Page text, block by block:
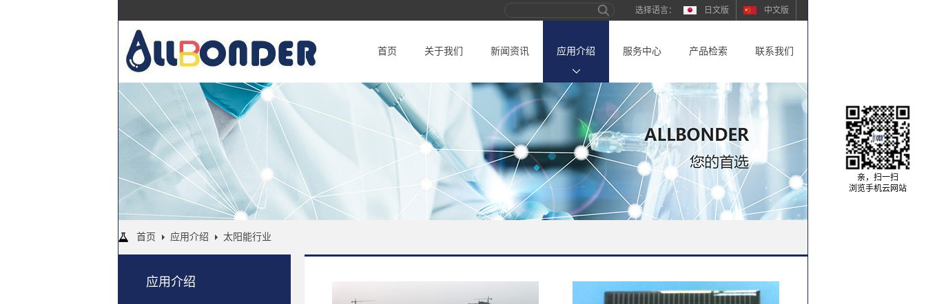
日文版 中文版
首页 关于我们 新闻资讯 应用介绍 服务中心 产品检索 联系我们
应用介绍
首页 应用介绍 太阳能行业
亲，扫一扫
浏览手机云网站